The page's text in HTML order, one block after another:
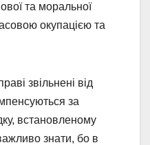
та моральної
окупацією та
звільнені від
за
встановленому
знати, бо в